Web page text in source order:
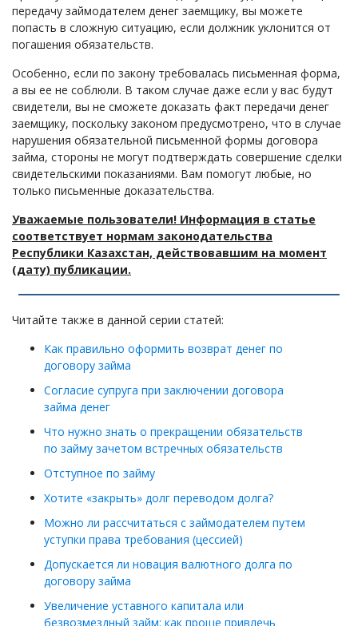
передачу займодателем денег заемщику, вы можете
попасть в сложную ситуацию, если должник уклонится от
погашения обязательств.
Особенно, если по закону требовалась письменная форма,
а вы ее не соблюли. В таком случае даже если у вас будут
свидетели, вы не сможете доказать факт передачи денег
заемщику, поскольку законом предусмотрено, что в случае
нарушения обязательной письменной формы договора
займа, стороны не могут подтверждать совершение сделки
свидетельскими показаниями. Вам помогут любые, но
только письменные доказательства.
Уважаемые пользователи! Информация в статье
соответствует нормам законодательства
Республики Казахстан, действовавшим на момент
(дату) публикации.
Читайте также в данной серии статей:
Как правильно оформить возврат денег по
договору займа
Согласие супруга при заключении договора
займа денег
Что нужно знать о прекращении обязательств
по займу зачетом встречных обязательств
Отступное по займу
Хотите «закрыть» долг переводом долга?
Можно ли рассчитаться с займодателем путем
уступки права требования (цессией)
Допускается ли новация валютного долга по
договору займа
Увеличение уставного капитала или
безвозмездный займ: как проще привлечь